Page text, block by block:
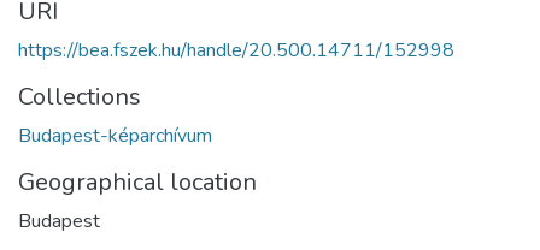
URI
https://bea.fszek.hu/handle/20.500.14711/152998
Collections
Budapest-képarchívum
Geographical location
Budapest